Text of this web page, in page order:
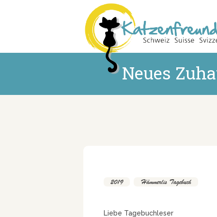
Neues
2019 Hämmerlis Tagebuch
Liebe Tagebuchleser